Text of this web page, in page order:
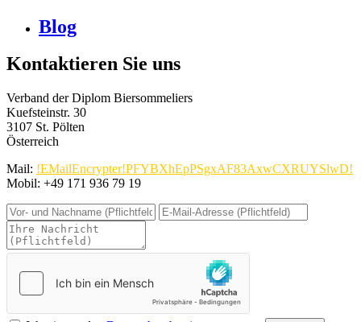
Blog
Kontaktieren Sie uns
Verband der Diplom Biersommeliers
Kuefsteinstr. 30
3107 St. Pölten
Österreich
Mail: !EMailEncrypter!PFYBXhEpPSgxAF83AxwCXRUYSlwD!
Mobil: +49 171 936 79 19